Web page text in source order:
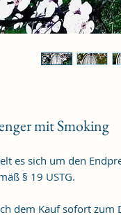
mit Smoking
es sich um den
§ 19 USTG.
dem Kauf sofort zum